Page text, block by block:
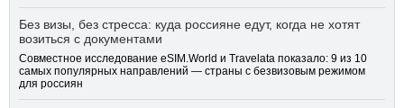
Без визы, без стресса: куда россияне едут, когда не хотят
возиться с документами
Совместное исследование eSIM.World и Travelata показало: 9 из 10
самых популярных направлений — страны с безвизовым режимом
для россиян